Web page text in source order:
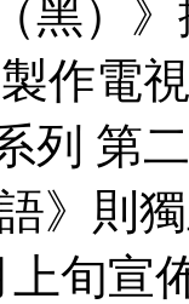
黑）
作電
列 第
》則
上旬宣